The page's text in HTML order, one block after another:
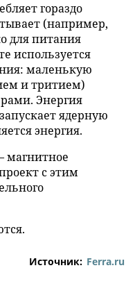
гораздо
(например,
для питания
используется
маленькую
и тритием)
Энергия
ядерную
энергия.
магнитное
с этим
Источник: Ferra.ru